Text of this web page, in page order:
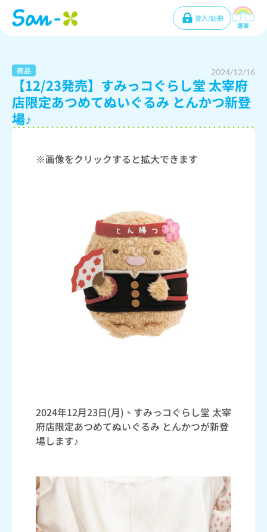
登入/註冊
選單
商品 2024/12/16
【12/23発売】すみっコぐらし堂 太宰府
店限定あつめてぬいぐるみ とんかつ新登
場♪
※画像をクリックすると拡大できます
2024年12月23日(月)、すみっコぐらし堂 太宰
府店限定あつめてぬいぐるみ とんかつが新登
場します♪